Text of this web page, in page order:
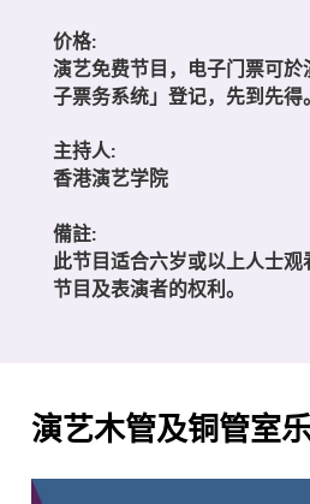
价格:
演艺免费节目，电子门票可
子票务系统」登记，先到先得。
主持人:
香港演艺学院
備註:
此节目适合六岁或以上人士
节目及表演者的权利。
演艺木管及铜管室